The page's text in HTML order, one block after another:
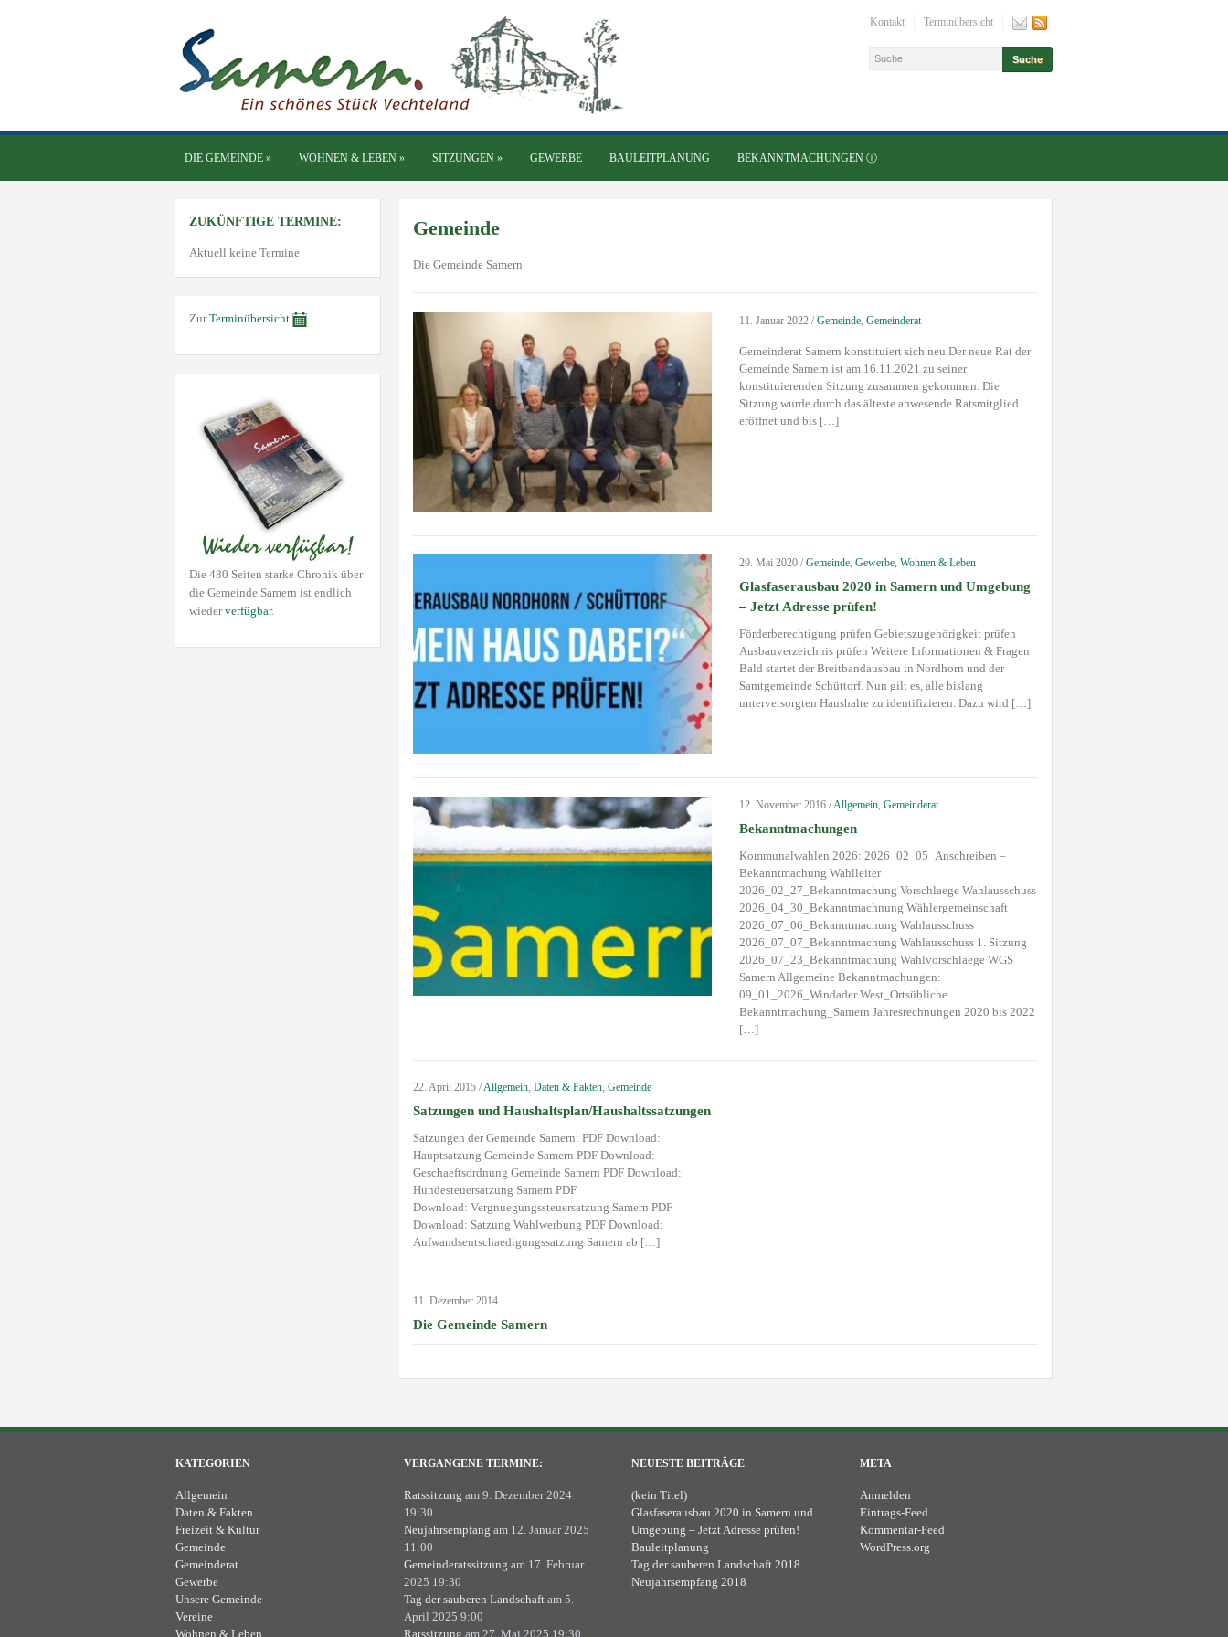
Kontakt Terminübersicht
DIE GEMEINDE » WOHNEN & LEBEN » SITZUNGEN » GEWERBE BAULEITPLANUNG BEKANNTMACHUNGEN Ⓘ
ZUKÜNFTIGE TERMINE:
Aktuell keine Termine
ZurTerminübersicht
Die 480 Seiten starke Chronik über
die Gemeinde Samern ist endlich
wiederverfügbar.
Gemeinde
Die Gemeinde Samern
11. Januar 2022/Gemeinde, Gemeinderat
Gemeinderat Samern konstituiert sich neu Der neue Rat der
Gemeinde Samern ist am 16.11.2021 zu seiner
konstituierenden Sitzung zusammen gekommen. Die
Sitzung wurde durch das älteste anwesende Ratsmitglied
eröffnet und bis […]
29. Mai 2020/Gemeinde, Gewerbe, Wohnen & Leben
Glasfaserausbau 2020 in Samern und Umgebung
– Jetzt Adresse prüfen!
Förderberechtigung prüfen Gebietszugehörigkeit prüfen
Ausbauverzeichnis prüfen Weitere Informationen & Fragen
Bald startet der Breitbandausbau in Nordhorn und der
Samtgemeinde Schüttorf. Nun gilt es, alle bislang
unterversorgten Haushalte zu identifizieren. Dazu wird […]
12. November 2016/Allgemein, Gemeinderat
Bekanntmachungen
Kommunalwahlen 2026: 2026_02_05_Anschreiben –
Bekanntmachung Wahlleiter
2026_02_27_Bekanntmachung Vorschlaege Wahlausschuss
2026_04_30_Bekanntmachnung Wählergemeinschaft
2026_07_06_Bekanntmachung Wahlausschuss
2026_07_07_Bekanntmachung Wahlausschuss 1. Sitzung
2026_07_23_Bekanntmachung Wahlvorschlaege WGS
Samern Allgemeine Bekanntmachungen:
09_01_2026_Windader West_Ortsübliche
Bekanntmachung_Samern Jahresrechnungen 2020 bis 2022
[…]
22. April 2015 /Allgemein,Daten & Fakten,Gemeinde
Satzungen und Haushaltsplan/Haushaltssatzungen
Satzungen der Gemeinde Samern: PDF Download:
Hauptsatzung Gemeinde Samern PDF Download:
Geschaeftsordnung Gemeinde Samern PDF Download:
Hundesteuersatzung Samern PDF
Download: Vergnuegungssteuersatzung Samern PDF
Download: Satzung Wahlwerbung PDF Download:
Aufwandsentschaedigungssatzung Samern ab […]
11. Dezember 2014
Die Gemeinde Samern
KATEGORIEN
Allgemein
Daten & Fakten
Freizeit & Kultur
Gemeinde
Gemeinderat
Gewerbe
Unsere Gemeinde
Vereine
Wohnen & Leben
VERGANGENE TERMINE:
Ratssitzung am 9. Dezember 2024
19:30
Neujahrsempfang am 12. Januar 2025
11:00
Gemeinderatssitzung am 17. Februar
2025 19:30
Tag der sauberen Landschaftam 5.
April 2025 9:00
Ratssitzung am 27. Mai 2025 19:30
NEUESTE BEITRÄGE
(kein Titel)
Glasfaserausbau 2020 in Samern und
Umgebung – Jetzt Adresse prüfen!
Bauleitplanung
Tag der sauberen Landschaft 2018
Neujahrsempfang 2018
META
Anmelden
Eintrags-Feed
Kommentar-Feed
WordPress.org